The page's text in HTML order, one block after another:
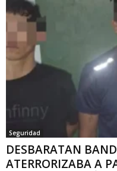
Seguridad
DESBARATAN
ATERRORIZABA A